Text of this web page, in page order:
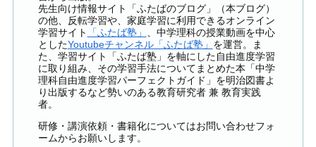
先生向け情報サイト「ふたばのブログ」（本ブログ）
の他、反転学習や、家庭学習に利用できるオンライン
学習サイト
「ふたば塾」 、中学理科の授業動画を中心
としたYoutubeチャンネル「ふたば塾」 を運営。ま
た、学習サイト「ふたば塾」を軸にした自由進度学習
に取り組み、その学習手法についてまとめた本「中学
理科自由進度学習パーフェクトガイド」を明治図書よ
り出版するなど勢いのある教育研究者 兼 教育実践
者。
研修・講演依頼・書籍化についてはお問い合わせフォ
ームからお願いします。